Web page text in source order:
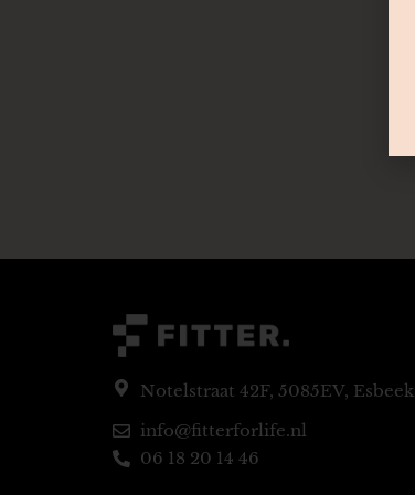
Notelstraat 42F, 5085EV, Esbeek
info@fitterforlife.nl
06 18 20 14 46